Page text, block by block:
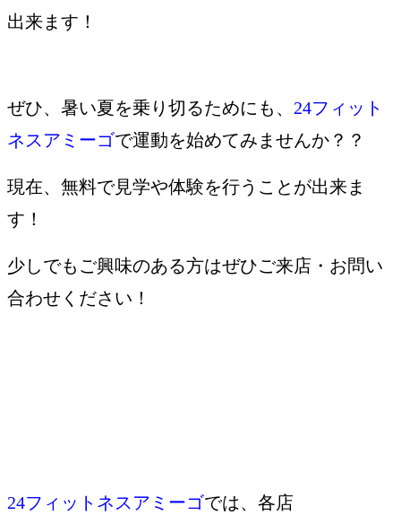
出来ます！
ぜひ、暑い夏を乗り切るためにも、 24フィット
ネスアミーゴで運動を始めてみませんか？？
現在、無料で見学や体験を行うことが出来ま
す！
少しでもご興味のある方はぜひご来店・お問い
合わせください！
24フィットネスアミーゴでは、各店